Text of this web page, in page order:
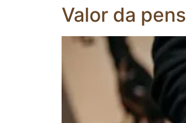
Valor da